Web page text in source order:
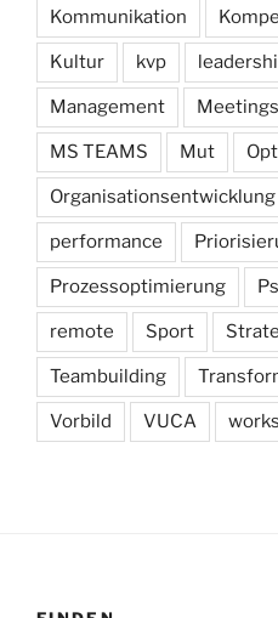
Kommunikation
Kultur kvp
Management Meetings
MS TEAMS Mut
Organisationsentwicklung
performance
Prozessoptimierung
remote Sport
Teambuilding
Vorbild VUCA